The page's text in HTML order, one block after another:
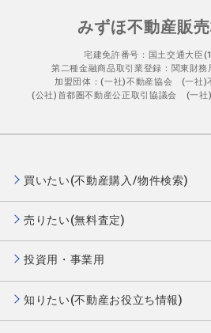
みずほ不動産販
宅建免許番号：国土交通大臣
第二種金融商品取引業登録：関東財
加盟団体：(一社)不動産協会 (一社)
(公社)首都圏不動産公正取引協議会 (一社
買いたい(不動産購入/物件検索)
売りたい(無料査定)
投資用・事業用
知りたい(不動産お役立ち情報)